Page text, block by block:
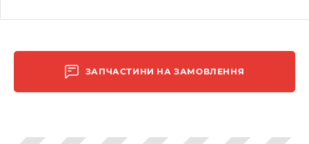
ЗАПЧАСТИНИ НА ЗАМОВЛЕННЯ